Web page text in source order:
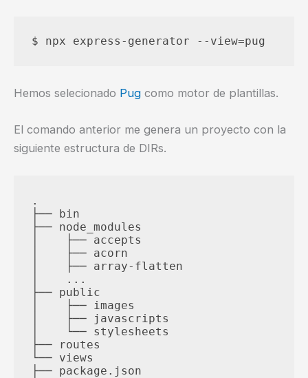
Hemos selecionado Pug como motor de plantillas.
El comando anterior me genera un proyecto con la
siguiente estructura de DIRs.
.
├── bin
├── node_modules
│    ├── accepts
│    ├── acorn
│    ├── array-flatten
│    ...
├── public
│    ├── images
│    ├── javascripts
│    └── stylesheets
├── routes
└── views
├── package.json